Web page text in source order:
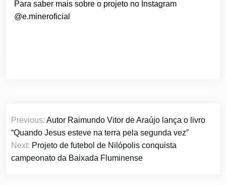
Para saber mais sobre o projeto no Instagram
@e.mineroficial
Navegação
de
Post
Previous: Autor Raimundo Vitor de Araújo lança o livro
“Quando Jesus esteve na terra pela segunda vez”
Next: Projeto de futebol de Nilópolis conquista
campeonato da Baixada Fluminense